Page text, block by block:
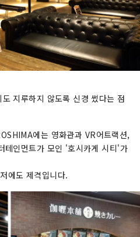
지루하지 않도록 신경 썼다는 점
에는 영화관과 VR어트랙션,
테인먼트가 모인 '호시카게 시티'가
에도 제격입니다.